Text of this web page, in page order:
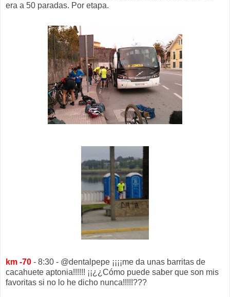
era a 50 paradas. Por etapa.
km -70 - 8:30 - @dentalpepe ¡¡¡¡me da unas barritas de
cacahuete aptonia!!!!!! ¡¡¿¿Cómo puede saber que son mis
favoritas si no lo he dicho nunca!!!!!???